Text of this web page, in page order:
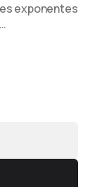
exponentes